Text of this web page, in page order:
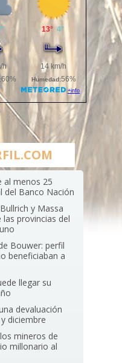
al menos 25
del Banco Nación
y Massa
provincias del
Bouwer: perfil
beneficiaban a
llegar su
devaluación
diciembre
mineros de
millonario al